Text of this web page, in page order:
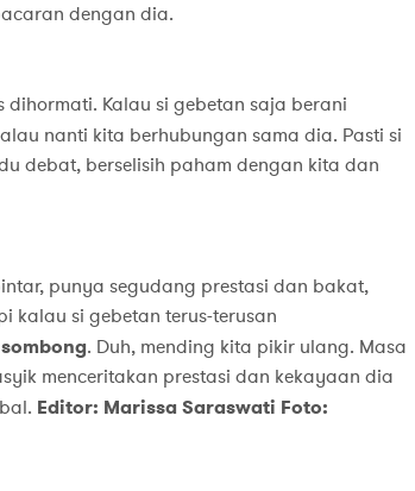
dengan dia.
Kalau si gebetan saja berani
nanti kita berhubungan sama dia. Pasti si
debat, berselisih paham dengan kita dan
punya segudang prestasi dan bakat,
kalau si gebetan terus-terusan
sombong. Duh, mending kita pikir ulang. Masa
menceritakan prestasi dan kekayaan dia
Editor: Marissa Saraswati Foto: